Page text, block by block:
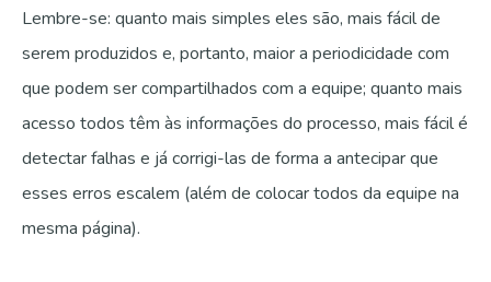
Lembre-se: quanto mais simples eles são, mais fácil de
serem produzidos e, portanto, maior a periodicidade com
que podem ser compartilhados com a equipe; quanto mais
acesso todos têm às informações do processo, mais fácil é
detectar falhas e já corrigi-las de forma a antecipar que
esses erros escalem (além de colocar todos da equipe na
mesma página).